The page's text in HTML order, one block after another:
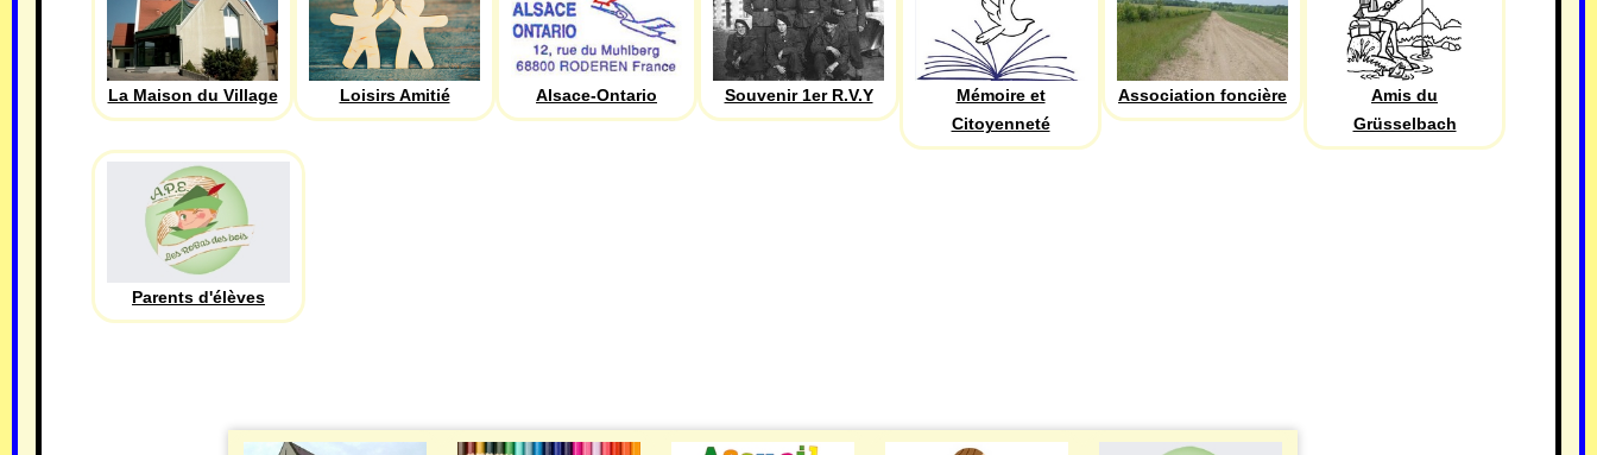
La Maison du Village Loisirs Amitié Alsace-Ontario Souvenir 1er R.V.Y
Mémoire et
Citoyenneté
Association foncière
Amis du
Grüsselbach
Parents d'élèves